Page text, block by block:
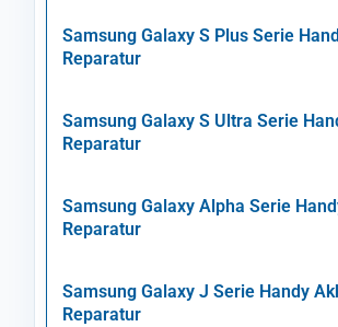
Samsung Galaxy S Plus Serie
Reparatur
Samsung Galaxy S Ultra Serie
Reparatur
Samsung Galaxy Alpha Serie
Reparatur
Samsung Galaxy J Serie Handy
Reparatur